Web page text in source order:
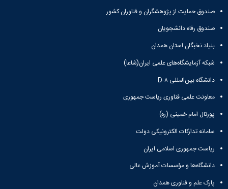
صندوق حمایت از پژوهشگران و فناوران کشور
صندوق رفاه دانشجویان
بنیاد نخبگان استان همدان
شبکه آزمایشگاه‌های علمی ایران(شاعا)
دانشگاه بین‌المللی D-۸
معاونت علمی فناوری ریاست جمهوری
پورتال امام خمینی (ره)
سامانه تدارکات الکترونیکی دولت
ریاست جمهوری اسلامی ایران
دانشگاه‌ها و مؤسسات آموزش عالی
پارک علم و فناوری همدان